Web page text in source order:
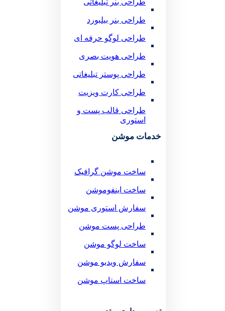
طراحی بنر تبلیغاتی
طراحی بنر بیلبورد
طراحی لوگو حرفه ای
طراحی هویت بصری
طراحی پوستر تبلیغاتی
طراحی کارت ویزیت
طراحی قالب پست و
استوری
خدمات موشن
ساخت موشن گرافیک
ساخت اینفوموشن
سفارش استوری موشن
طراحی پست موشن
ساخت لوگو موشن
سفارش ویدیو موشن
ساخت استاپ موشن